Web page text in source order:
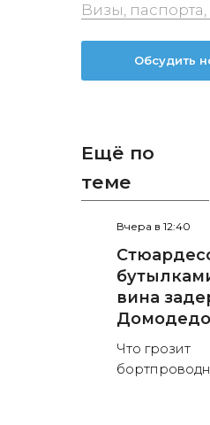
Визы,
Обсудить
Ещё по
теме
Вчера в 12:40
вина
Что грозит